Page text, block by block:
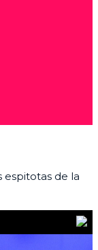
espitotas de la